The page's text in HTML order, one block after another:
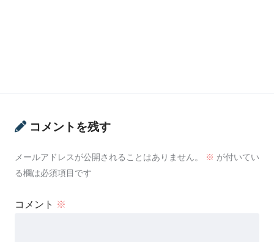
コメントを残す
メールアドレスが公開されることはありません。 ※ が付いてい
る欄は必須項目です
コメント ※